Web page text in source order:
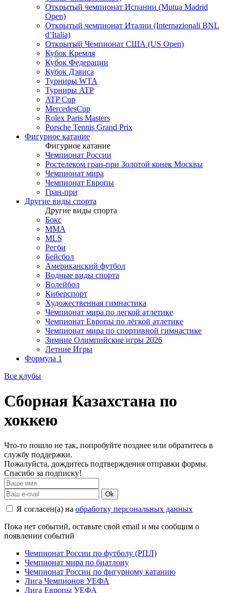
Открытый чемпионат Испании (Mutua Madrid
Open)
Открытый чемпионат Италии (Internazionali BNL
d’Italia)
Открытый Чемпионат США (US Open)
Кубок Кремля
Кубок Федерации
Кубок Дэвиса
Турниры WTA
Турниры ATP
ATP Cup
MercedesCup
Rolex Paris Masters
Porsche Tennis Grand Prix
Фигурное катание
Фигурное катание
Чемпионат России
Ростелеком гран-при Золотой конек Москвы
Чемпионат мира
Чемпионат Европы
Гран-при
Другие виды спорта
Другие виды спорта
Бокс
MMA
MLS
Регби
Бейсбол
Американский футбол
Водные виды спорта
Волейбол
Киберспорт
Художественная гимнастика
Чемпионат мира по легкой атлетике
Чемпионат Европы по лёгкой атлетике
Чемпионат мира по спортивной гимнастике
Зимние Олимпийские игры 2026
Летние Игры
Формула 1
Все клубы
Сборная Казахстана по
хоккею
Что-то пошло не так, попробуйте позднее или обратитесь в
службу поддержки.
Пожалуйста, дождитесь подтверждения отправки формы.
Спасибо за подписку!
Ok
Я согласен(а) на обработку персональных данных
Пока нет событий, оставьте свой email и мы сообщим о
появлении событий
Чемпионат России по футболу (РПЛ)
Чемпионат мира по биатлону
Чемпионат России по фигурному катанию
Лига Чемпионов УЕФА
Лига Европы УЕФА